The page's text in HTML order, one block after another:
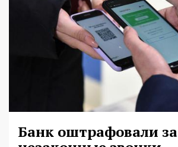
Банк оштрафовали за